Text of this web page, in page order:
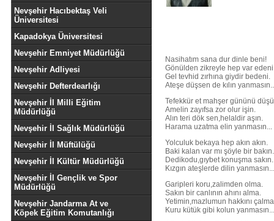
Nevşehir Hacıbektaş Veli
Üniversitesi
Kapadokya Üniversitesi
Nevşehir Emniyet Müdürlüğü
Nevşehir Adliyesi
Nevşehir Defterdearlığı
Nevşehir İl Milli Eğitim
Müdürlüğü
Nevşehir İl Sağlık Müdürlüğü
Nevşehir İl Müftülüğü
Nevşehir İl Kültür Müdürlüğü
Nevşehir İl Gençlik ve Spor
Müdürlüğü
Nevşehir Jandarma At ve
Köpek Eğitim Komutanlığı
Nasihatım sana dur dinle beni!
Gönülden zikreyle hep var
Gel tevhid zırhına giydir bedeni.
Ateşe düşsen de kılın
Tefekkür et mahşer gününü
Amelin zayıfsa zor olur işin.
Alın teri dök sen,helaldir aşın.
Harama uzatma elin yanmasın...
Yolculuk bekaya hep akın akın.
Baki kalan var mı şöyle bir bakın.
Dedikodu,gıybet konuşma sakın.
Kızgın ateşlerde dilin yanmasın...
Garipleri koru,zalimden olma.
Sakın bir canlının ahını alma.
Yetimin,mazlumun hakkını
Kuru kütük gibi kolun yanmasın...